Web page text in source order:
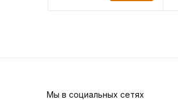
Мы в социальных сетях